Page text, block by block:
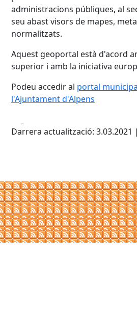
administracions públiques, al
seu abast visors de mapes,
normalitzats.
Aquest geoportal està d'acord
superior i amb la iniciativa
Podeu accedir al portal
l'Ajuntament d'Alpens
Darrera actualització: 3.03.2021